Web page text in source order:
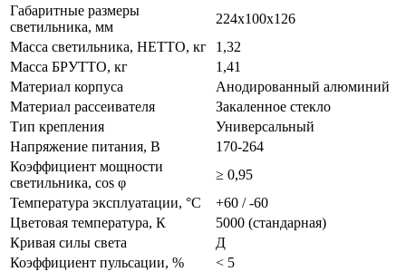
Габаритные размеры
светильника, мм
224х100х126
Масса светильника, НЕТТО, кг
1,32
Масса БРУТТО, кг
1,41
Материал корпуса
Анодированный алюминий
Материал рассеивателя
Закаленное стекло
Тип крепления
Универсальный
Напряжение питания, В
170-264
Коэффициент мощности
светильника, cos φ
≥ 0,95
Температура эксплуатации, °C
+60 / -60
Цветовая температура, К
5000 (стандарная)
Кривая силы света
Д
Коэффициент пульсации, %
< 5